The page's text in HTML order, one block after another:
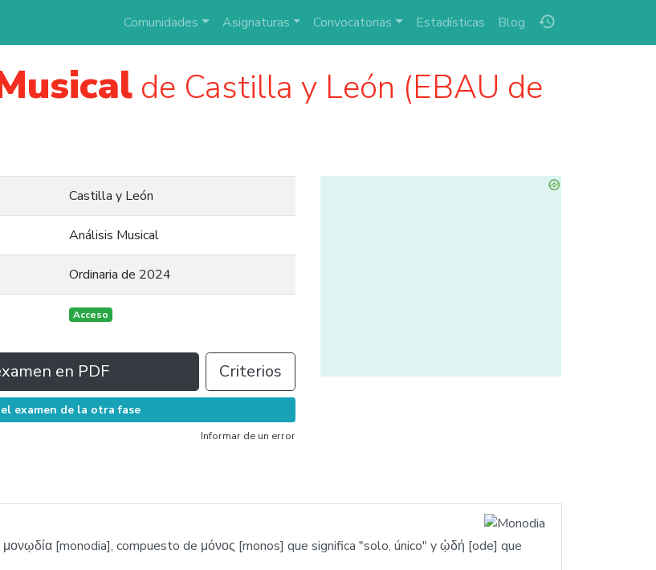
history
Comunidades Asignaturas Convocatorias Estadísticas Blog
de Castilla y León (EBAU de
Castilla y León
Análisis Musical
Ordinaria de 2024
Acceso
en PDF Criterios
examen de la otra fase
Informar de un error
[monodia], compuesto de μόνος [monos] que significa "solo, único" y ᾠδή [ode] que